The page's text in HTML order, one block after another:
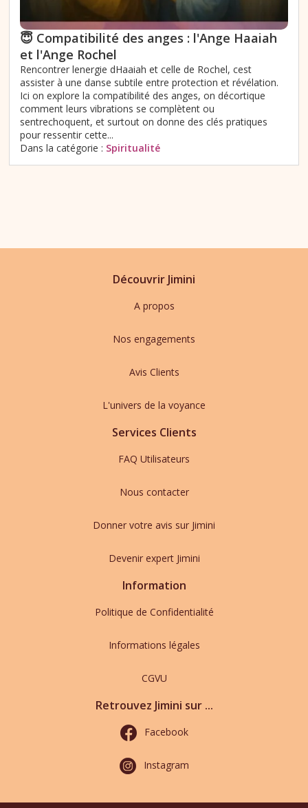
😇 Compatibilité des anges : l'Ange Haaiah
et l'Ange Rochel
Rencontrer lenergie dHaaiah et celle de Rochel, cest
assister à une danse subtile entre protection et révélation.
Ici on explore la compatibilité des anges, on décortique
comment leurs vibrations se complètent ou
sentrechoquent, et surtout on donne des clés pratiques
pour ressentir cette...
Dans la catégorie : Spiritualité
Découvrir Jimini
A propos
Nos engagements
Avis Clients
L'univers de la voyance
Services Clients
FAQ Utilisateurs
Nous contacter
Donner votre avis sur Jimini
Devenir expert Jimini
Information
Politique de Confidentialité
Informations légales
CGVU
Retrouvez Jimini sur ...
Facebook
Instagram